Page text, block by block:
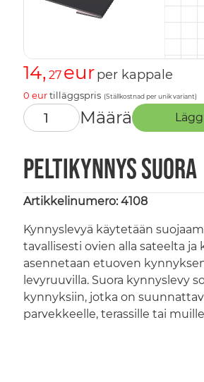
14, 27 eurper kappale
0 eurtilläggspris (Ställkostnad per unik variant)
Määrä
Peltikynnys suora
Artikkelinumero: 4108
Kynnyslevyä käytetään
tavallisesti ovien alla sateelta ja
asennetaan etuoven
levyruuvilla. Suora kynnyslevy
kynnyksiin, jotka on
parvekkeelle, terassille tai